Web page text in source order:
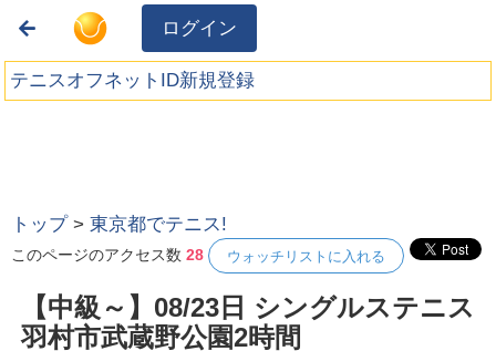
ログイン
テニスオフネットID新規登録
トップ >東京都でテニス!
このページのアクセス数28 ウォッチリストに入れる
【中級～】08/23日 シングルステニス
羽村市武蔵野公園2時間